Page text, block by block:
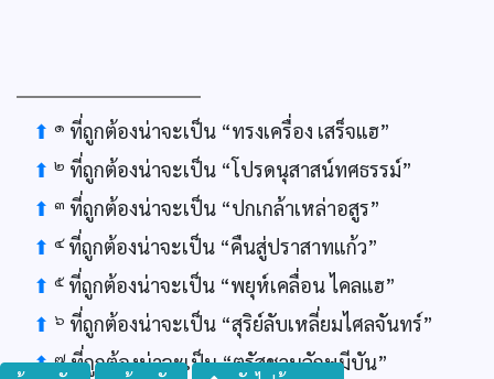
⬆ ๑ ที่ถูกต้องน่าจะเป็น “ทรงเครื่อง เสร็จแฮ”
⬆ ๒ ที่ถูกต้องน่าจะเป็น “โปรดนุสาสน์ทศธรรม์”
⬆ ๓ ที่ถูกต้องน่าจะเป็น “ปกเกล้าเหล่าอสูร”
⬆ ๔ที่ถูกต้องน่าจะเป็น “คืนสู่ปราสาทแก้ว”
⬆ ๕ ที่ถูกต้องน่าจะเป็น “พยุห์เคลื่อน ไคลแฮ”
⬆ ๖ ที่ถูกต้องน่าจะเป็น “สุริย์ลับเหลี่ยมไศลจันทร์”
⬆๗ที่ถูกต้องน่าจะเป็น “ตรัสชวนลักษมีบัน”